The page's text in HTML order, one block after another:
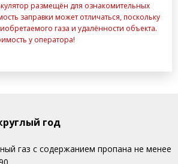
размещён для ознакомительных
заправки может отличаться, поскольку
газа и удалённости объекта.
у оператора!
год
газ с содержанием пропана не менее